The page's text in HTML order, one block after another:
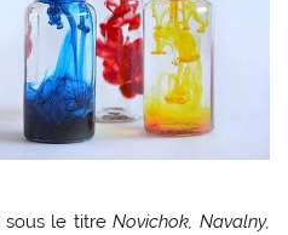
sous le titreNovichok, Navalny,